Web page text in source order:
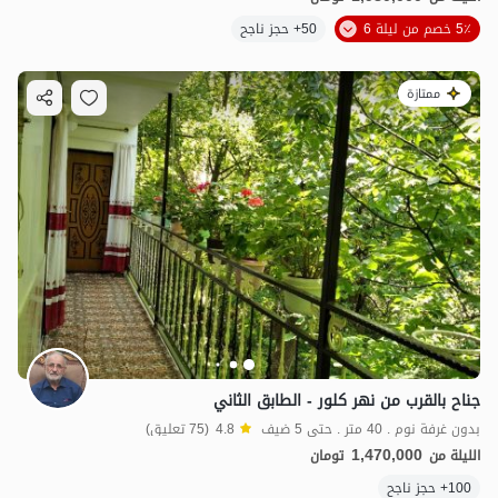
5٪ خصم من ليلة 6
50+ حجز ناجح
ممتازة
جناح بالقرب من نهر كلور - الطابق الثاني
بدون غرفة نوم . 40 متر . حتى 5 ضيف 4.8 (75 تعليق)
الليلة من 1,470,000 تومان
100+ حجز ناجح